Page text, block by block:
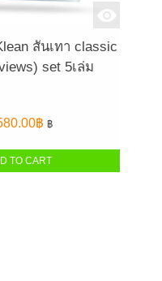
สันเทา classic
set 5เล่ม
฿ ฿
TO CART